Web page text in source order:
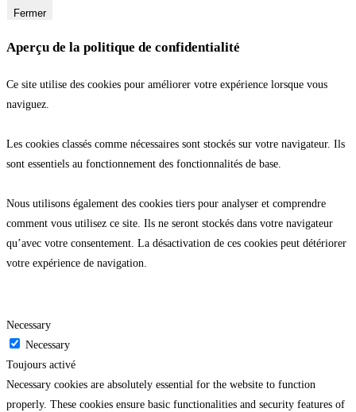
Fermer
Aperçu de la politique de confidentialité
Ce site utilise des cookies pour améliorer votre expérience lorsque vous
naviguez.
Les cookies classés comme nécessaires sont stockés sur votre navigateur. Ils
sont essentiels au fonctionnement des fonctionnalités de base.
Nous utilisons également des cookies tiers pour analyser et comprendre
comment vous utilisez ce site. Ils ne seront stockés dans votre navigateur
qu’avec votre consentement. La désactivation de ces cookies peut détériorer
votre expérience de navigation.
Necessary
Necessary
Toujours activé
Necessary cookies are absolutely essential for the website to function
properly. These cookies ensure basic functionalities and security features of